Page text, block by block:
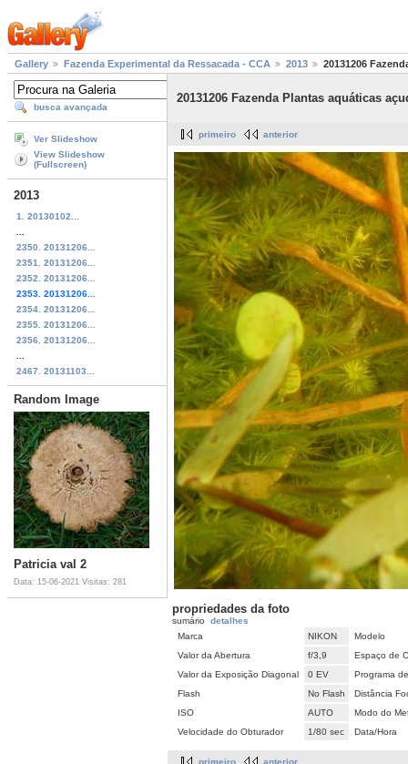
Gallery Fazenda Experimental da Ressacada - CCA 2013 20131206
busca avançada
Ver Slideshow
View Slideshow
(Fullscreen)
2013
1. 20130102...
2350. 20131206...
2351. 20131206...
2352. 20131206...
2353. 20131206...
2354. 20131206...
2355. 20131206...
2356. 20131206...
2467. 20131103...
Random Image
Patricia val 2
Data: 15-06-2021 Visitas: 281
20131206 Fazenda Plantas aquáticas
primeiro anterior
propriedades da foto
sumário detalhes
Marca
NIKON
Modelo
Valor da Abertura
f/3,9
Espaço de
Valor da Exposição Diagonal
0 EV
Programa
Flash
No Flash
Distância
ISO
AUTO
Modo do
Velocidade do Obturador
1/80 sec Data/Hora
primeiro anterior